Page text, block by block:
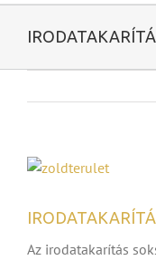
View
Image
Az irodatakarítás